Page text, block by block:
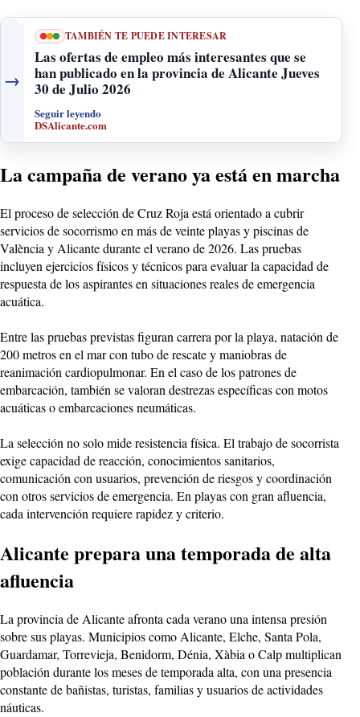
→
TAMBIÉN TE PUEDE INTERESAR
Las ofertas de empleo más interesantes que se
han publicado en la provincia de Alicante Jueves
30 de Julio 2026
Seguir leyendo
DSAlicante.com
La campaña de verano ya está en marcha
El proceso de selección de Cruz Roja está orientado a cubrir
servicios de socorrismo en más de veinte playas y piscinas de
València y Alicante durante el verano de 2026. Las pruebas
incluyen ejercicios físicos y técnicos para evaluar la capacidad de
respuesta de los aspirantes en situaciones reales de emergencia
acuática.
Entre las pruebas previstas figuran carrera por la playa, natación de
200 metros en el mar con tubo de rescate y maniobras de
reanimación cardiopulmonar. En el caso de los patrones de
embarcación, también se valoran destrezas específicas con motos
acuáticas o embarcaciones neumáticas.
La selección no solo mide resistencia física. El trabajo de socorrista
exige capacidad de reacción, conocimientos sanitarios,
comunicación con usuarios, prevención de riesgos y coordinación
con otros servicios de emergencia. En playas con gran afluencia,
cada intervención requiere rapidez y criterio.
Alicante prepara una temporada de alta
afluencia
La provincia de Alicante afronta cada verano una intensa presión
sobre sus playas. Municipios como Alicante, Elche, Santa Pola,
Guardamar, Torrevieja, Benidorm, Dénia, Xàbia o Calp multiplican
población durante los meses de temporada alta, con una presencia
constante de bañistas, turistas, familias y usuarios de actividades
náuticas.